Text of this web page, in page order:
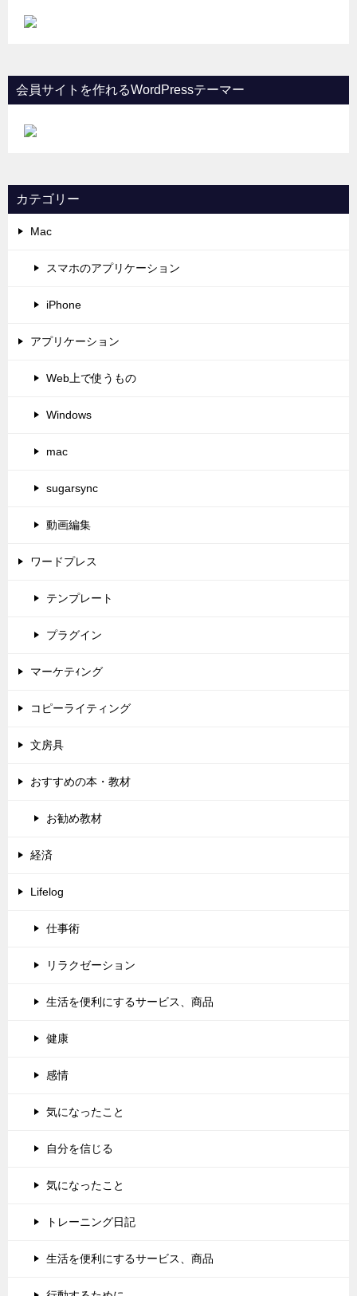
会員サイトを作れるWordPressテーマー
カテゴリー
Mac
スマホのアプリケーション
iPhone
アプリケーション
Web上で使うもの
Windows
mac
sugarsync
動画編集
ワードプレス
テンプレート
プラグイン
マーケテｨング
コピーライティング
文房具
おすすめの本・教材
お勧め教材
経済
Lifelog
仕事術
リラクゼーション
生活を便利にするサービス、商品
健康
感情
気になったこと
自分を信じる
気になったこと
トレーニング日記
生活を便利にするサービス、商品